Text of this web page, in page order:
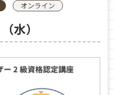
オンライン
水）